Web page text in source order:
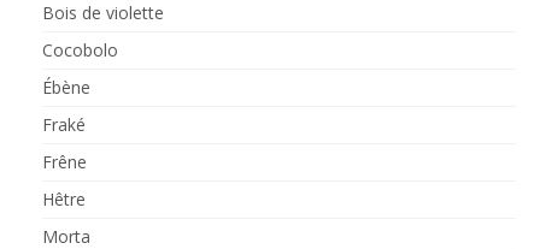
Bois de violette
Cocobolo
Ébène
Fraké
Frêne
Hêtre
Morta